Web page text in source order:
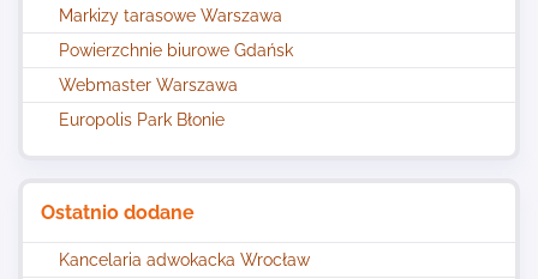
Markizy tarasowe Warszawa
Powierzchnie biurowe Gdańsk
Webmaster Warszawa
Europolis Park Błonie
Ostatnio dodane
Kancelaria adwokacka Wrocław